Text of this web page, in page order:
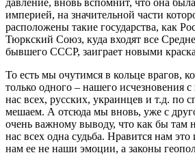
империей, на значительной части
расположены такие государства, как
Тюркский Союз, куда входят все
бывшего СССР, заиграет новыми
То есть мы очутимся в кольце врагов,
только одного – нашего исчезновения
нас всех, русских, украинцев и т.д. по
мешаем. А отсюда мы вновь, уже с
очень важному выводу, что как бы
нас всех одна судьба. Нравится нам
нам ее не наши эмоции, а законы